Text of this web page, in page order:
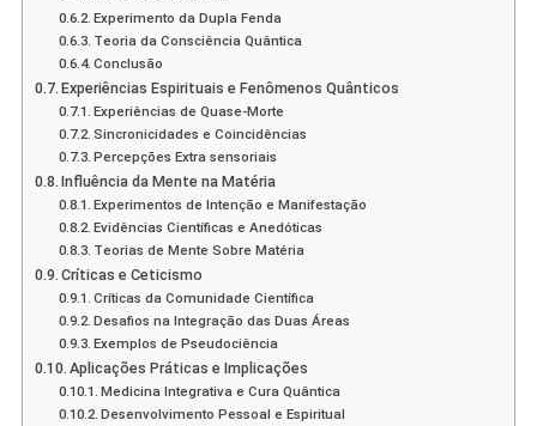
Experimento da Dupla Fenda
Teoria da Consciência Quântica
Conclusão
Experiências Espirituais e Fenômenos Quânticos
Experiências de Quase-Morte
Sincronicidades e Coincidências
Percepções Extra sensoriais
Influência da Mente na Matéria
Experimentos de Intenção e Manifestação
Evidências Científicas e Anedóticas
Teorias de Mente Sobre Matéria
Críticas e Ceticismo
Críticas da Comunidade Científica
Desafios na Integração das Duas Áreas
Exemplos de Pseudociência
Aplicações Práticas e Implicações
Medicina Integrativa e Cura Quântica
Desenvolvimento Pessoal e Espiritual